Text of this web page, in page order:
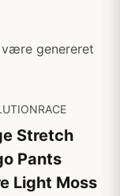
genereret
Stretch
Pants
Light Moss